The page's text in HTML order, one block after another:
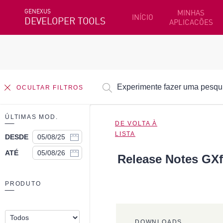
GENEXUS
DEVELOPER TOOLS INÍCIO
MINHAS
APLICACÕES